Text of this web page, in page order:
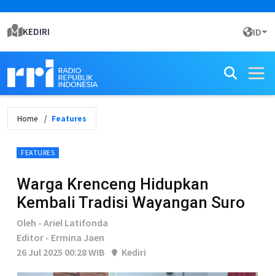
KEDIRI ID
Home Features
FEATURES
Warga Krenceng Hidupkan
Kembali Tradisi Wayangan Suro
Oleh - Ariel Latifonda
Editor - Ermina Jaen
26 Jul 2025 00:28 WIB
Kediri